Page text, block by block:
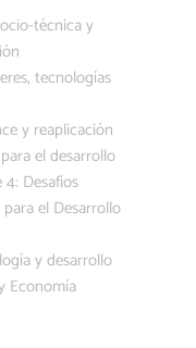
técnica y
tecnologías
y reaplicación
el desarrollo
Desafíos
el Desarrollo
y desarrollo
Economía